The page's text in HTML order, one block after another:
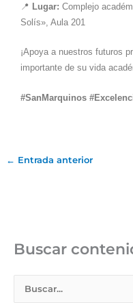
📍 Lugar: Complejo
Solís», Aula 201
¡Apoya a nuestros futuros
importante de su vida
#SanMarquinos
← Entrada anterior
Buscar